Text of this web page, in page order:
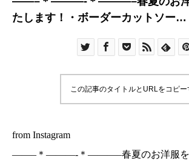
たします！・ボーダーカットソー
ha.)price¥18,500+taxcolor dark
かねのleminorのボーダーカットソ
ますよ・また今週 新作たちが各ブ
この記事のタイトルとURLをコピー
from Instagram
——–＊———-＊———–春夏のお洋服を